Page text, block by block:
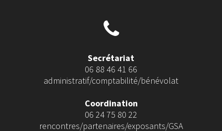
Secrétariat
06 88 46 41 66
administratif/comptabilité/bénévolat
Coordination
06 24 75 80 22
rencontres/partenaires/exposants/GSA